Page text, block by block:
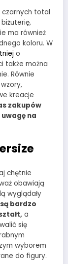
czarnych total
ma również
koloru. W
o
także można
Równie
kreacje
zakupów
na
chętnie
obawiają
wyglądały
bardzo
a
się
wyborem
do figury.